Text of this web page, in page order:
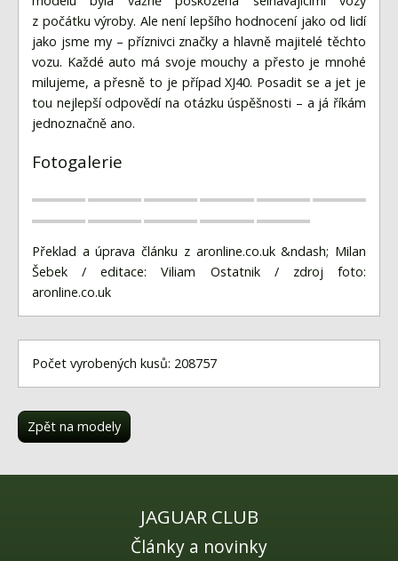
z počátku výroby. Ale není lepšího hodnocení jako od lidí
jako jsme my – příznivci značky a hlavně majitelé těchto
vozu. Každé auto má svoje mouchy a přesto je mnohé
milujeme, a přesně to je případ XJ40. Posadit se a jet je
tou nejlepší odpovědí na otázku úspěšnosti – a já říkám
jednoznačně ano.
Fotogalerie
Překlad a úprava článku z aronline.co.uk &ndash; Milan
Šebek / editace: Viliam Ostatnik / zdroj foto:
aronline.co.uk
Počet vyrobených kusů: 208757
Zpět na modely
JAGUAR CLUB
Články a novinky